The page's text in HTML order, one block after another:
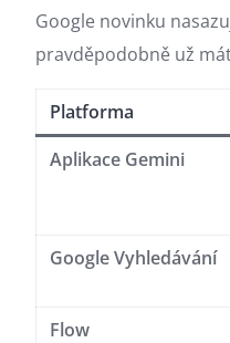
Google novinku
pravděpodobně už
Platforma
Aplikace Gemini
Google Vyhledávání
Flow